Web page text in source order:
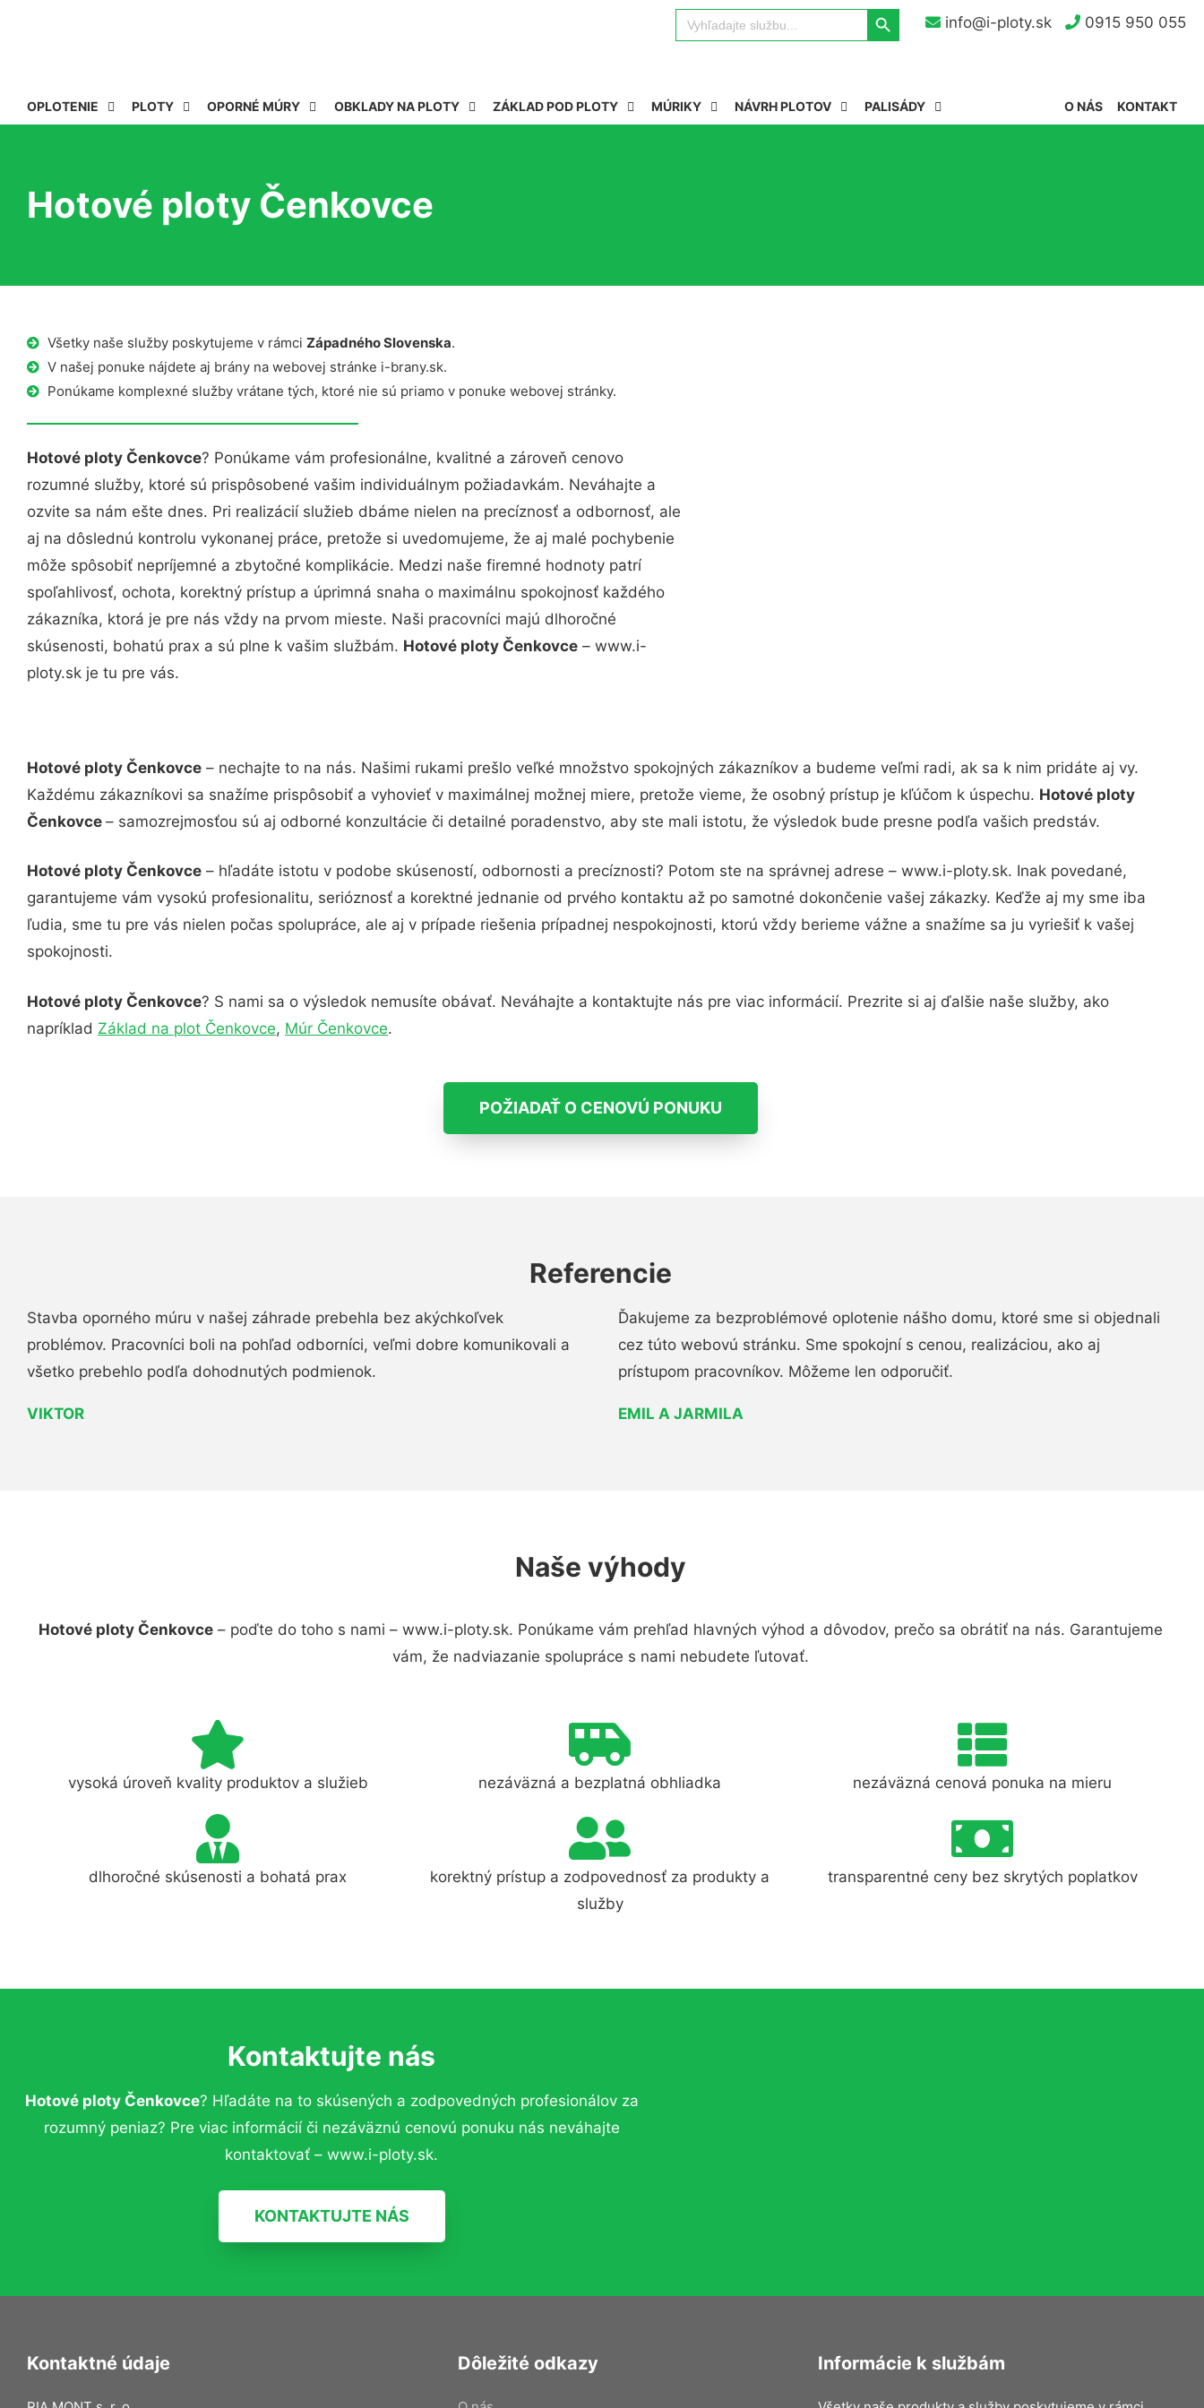
info@i-ploty.sk 0915 950 055
Search
for:
Search Button
OPLOTENIE PLOTY OPORNÉ MÚRY OBKLADY NA PLOTY ZÁKLAD POD PLOTY MÚRIKY NÁVRH PLOTOV PALISÁDY KONTAKT
O NÁS
Hotové ploty Čenkovce
Všetky naše služby poskytujeme v rámci Západného Slovenska.
V našej ponuke nájdete aj brány na webovej stránke i-brany.sk.
Ponúkame komplexné služby vrátane tých, ktoré nie sú priamo v ponuke webovej stránky.
Hotové ploty Čenkovce? Ponúkame vám profesionálne, kvalitné a zároveň cenovo
rozumné služby, ktoré sú prispôsobené vašim individuálnym požiadavkám. Neváhajte a
ozvite sa nám ešte dnes. Pri realizácií služieb dbáme nielen na precíznosť a odbornosť, ale
aj na dôslednú kontrolu vykonanej práce, pretože si uvedomujeme, že aj malé pochybenie
môže spôsobiť nepríjemné a zbytočné komplikácie. Medzi naše firemné hodnoty patrí
spoľahlivosť, ochota, korektný prístup a úprimná snaha o maximálnu spokojnosť každého
zákazníka, ktorá je pre nás vždy na prvom mieste. Naši pracovníci majú dlhoročné
skúsenosti, bohatú prax a sú plne k vašim službám. Hotové ploty Čenkovce – www.i-
ploty.sk je tu pre vás.
Hotové ploty Čenkovce – nechajte to na nás. Našimi rukami prešlo veľké množstvo spokojných zákazníkov a budeme veľmi radi, ak sa k nim pridáte aj vy.
Každému zákazníkovi sa snažíme prispôsobiť a vyhovieť v maximálnej možnej miere, pretože vieme, že osobný prístup je kľúčom k úspechu. Hotové ploty
Čenkovce – samozrejmosťou sú aj odborné konzultácie či detailné poradenstvo, aby ste mali istotu, že výsledok bude presne podľa vašich predstáv.
Hotové ploty Čenkovce – hľadáte istotu v podobe skúseností, odbornosti a precíznosti? Potom ste na správnej adrese – www.i-ploty.sk. Inak povedané,
garantujeme vám vysokú profesionalitu, serióznosť a korektné jednanie od prvého kontaktu až po samotné dokončenie vašej zákazky. Keďže aj my sme iba
ľudia, sme tu pre vás nielen počas spolupráce, ale aj v prípade riešenia prípadnej nespokojnosti, ktorú vždy berieme vážne a snažíme sa ju vyriešiť k vašej
spokojnosti.
Hotové ploty Čenkovce? S nami sa o výsledok nemusíte obávať. Neváhajte a kontaktujte nás pre viac informácií. Prezrite si aj ďalšie naše služby, ako
napríklad Základ na plot Čenkovce, Múr Čenkovce.
POŽIADAŤ O CENOVÚ PONUKU
Referencie
Stavba oporného múru v našej záhrade prebehla bez akýchkoľvek
problémov. Pracovníci boli na pohľad odborníci, veľmi dobre komunikovali a
všetko prebehlo podľa dohodnutých podmienok.
VIKTOR
Ďakujeme za bezproblémové oplotenie nášho domu, ktoré sme si objednali
cez túto webovú stránku. Sme spokojní s cenou, realizáciou, ako aj
prístupom pracovníkov. Môžeme len odporučiť.
EMIL A JARMILA
Naše výhody
Hotové ploty Čenkovce– poďte do toho s nami – www.i-ploty.sk. Ponúkame vám prehľad hlavných výhod a dôvodov, prečo sa obrátiť na nás. Garantujeme
vám, že nadviazanie spolupráce s nami nebudete ľutovať.
vysoká úroveň kvality produktov a služieb nezáväzná a bezplatná obhliadka nezáväzná cenová ponuka na mieru
dlhoročné skúsenosti a bohatá prax
korektný prístup a zodpovednosť za produkty a
služby
transparentné ceny bez skrytých poplatkov
Kontaktujte nás
Hotové ploty Čenkovce? Hľadáte na to skúsených a zodpovedných profesionálov za
rozumný peniaz? Pre viac informácií či nezáväznú cenovú ponuku nás neváhajte
kontaktovať – www.i-ploty.sk.
KONTAKTUJTE NÁS
Kontaktné údaje Dôležité odkazy Informácie k službám